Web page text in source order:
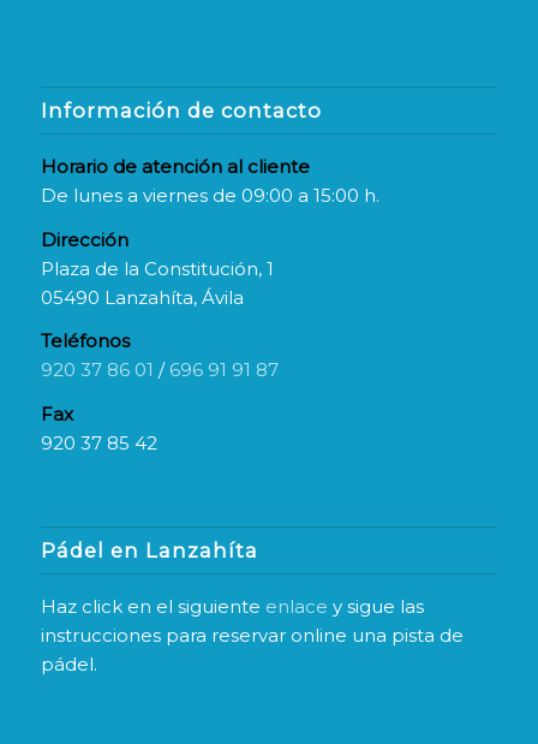
Información de contacto
Horario de atención al cliente
De lunes a viernes de 09:00 a 15:00 h.
Dirección
Plaza de la Constitución, 1
05490 Lanzahíta, Ávila
Teléfonos
920 37 86 01 / 696 91 91 87
Fax
920 37 85 42
Pádel en Lanzahíta
Haz click en el siguiente enlace y sigue las
instrucciones para reservar online una pista de
pádel.